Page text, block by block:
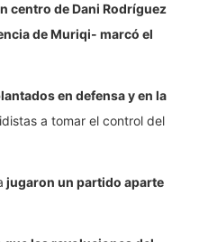
centro de Dani Rodríguez
de Muriqi- marcó el
en defensa y en la
a tomar el control del
jugaron un partido aparte